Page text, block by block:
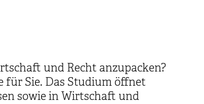
und Recht anzupacken?
für Sie. Das Studium öffnet
sowie in Wirtschaft und